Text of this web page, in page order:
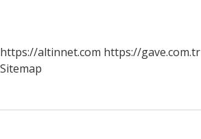
https://altinnet.com https://gave.com.tr
Sitemap